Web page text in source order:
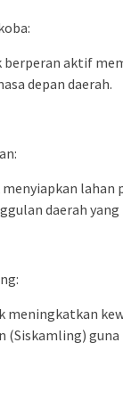
aktif
depan daerah.
daerah
meningkatkan
(Siskamling)